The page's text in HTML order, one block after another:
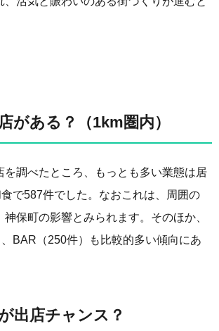
がある？（1km圏内）
を調べたところ、もっとも多い業態は居
で587件でした。なおこれは、周囲の
保町の影響とみられます。そのほか、
BAR（250件）も比較的多い傾向にあ
出店チャンス？